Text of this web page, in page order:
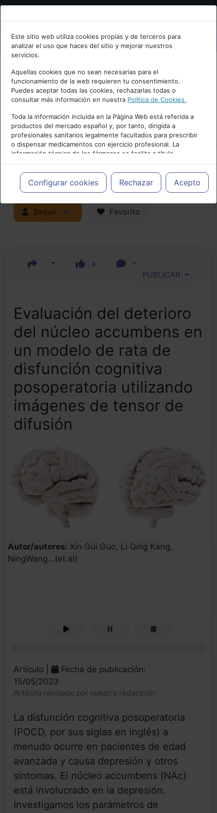
Bienvenid@ a psiquiatria.com
Escribe tu Email
Accede o regístrate con tu email.
Cancelar
Este sitio web utiliza cookies propias y de terceros para
analizar el uso que haces del sitio y mejorar nuestros
servicios.
Aquellas cookies que no sean necesarias para el
funcionamiento de la web requieren tu consentimiento.
Puedes aceptar todas las cookies, rechazarlas todas o
consultar más información en nuestra Política de Cookies.
Toda la información incluida en la Página Web está referida a
productos del mercado español y, por tanto, dirigida a
profesionales sanitarios legalmente facultados para prescribir
o dispensar medicamentos con ejercicio profesional. La
información técnica de los fármacos se facilita a título
meramente informativo, siendo responsabilidad de los
profesionales facultados prescribir medicamentos y decidir, en
cada caso concreto, el tratamiento más adecuado a las
necesidades del paciente.
Configurar cookies Rechazar Acepto
Actualidad y Artículos|
Neuropsiquiatría y Neurología
Seguir 51 Favorito
3 2
PUBLICAR
Evaluación del deterioro
del núcleo accumbens en
un modelo de rata de
disfunción cognitiva
posoperatoria utilizando
imágenes de tensor de
difusión
Autor/autores: Xin Gui Guo, Li Qing Kang,
NingWang...(et.al)
Artículo |
Fecha de publicación:
15/05/2023
Artículo revisado por nuestra redacción
La disfunción cognitiva posoperatoria
(POCD, por sus siglas en inglés) a
menudo ocurre en pacientes de edad
avanzada y causa depresión y otros
síntomas. El núcleo accumbens (NAc)
está involucrado en la depresión.
Investigamos los parámetros de